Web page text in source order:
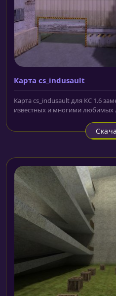
Карта cs_indusault
Карта cs_indusault для КС 1.6
известных и многими любимых